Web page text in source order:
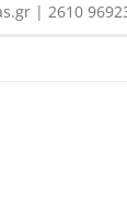
| 2610